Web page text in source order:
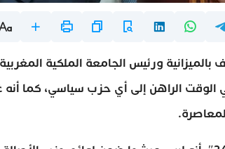
ورئيس الجامعة الملكية
الراهن إلى أي حزب سياسي، كما أنه